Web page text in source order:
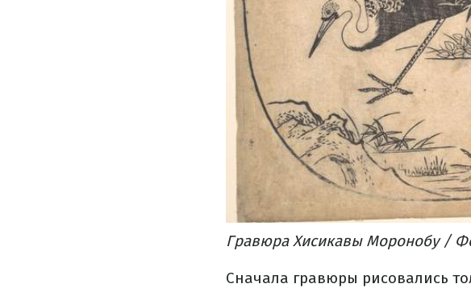
Гравюра Хисикавы Моронобу /
Сначала гравюры рисовались